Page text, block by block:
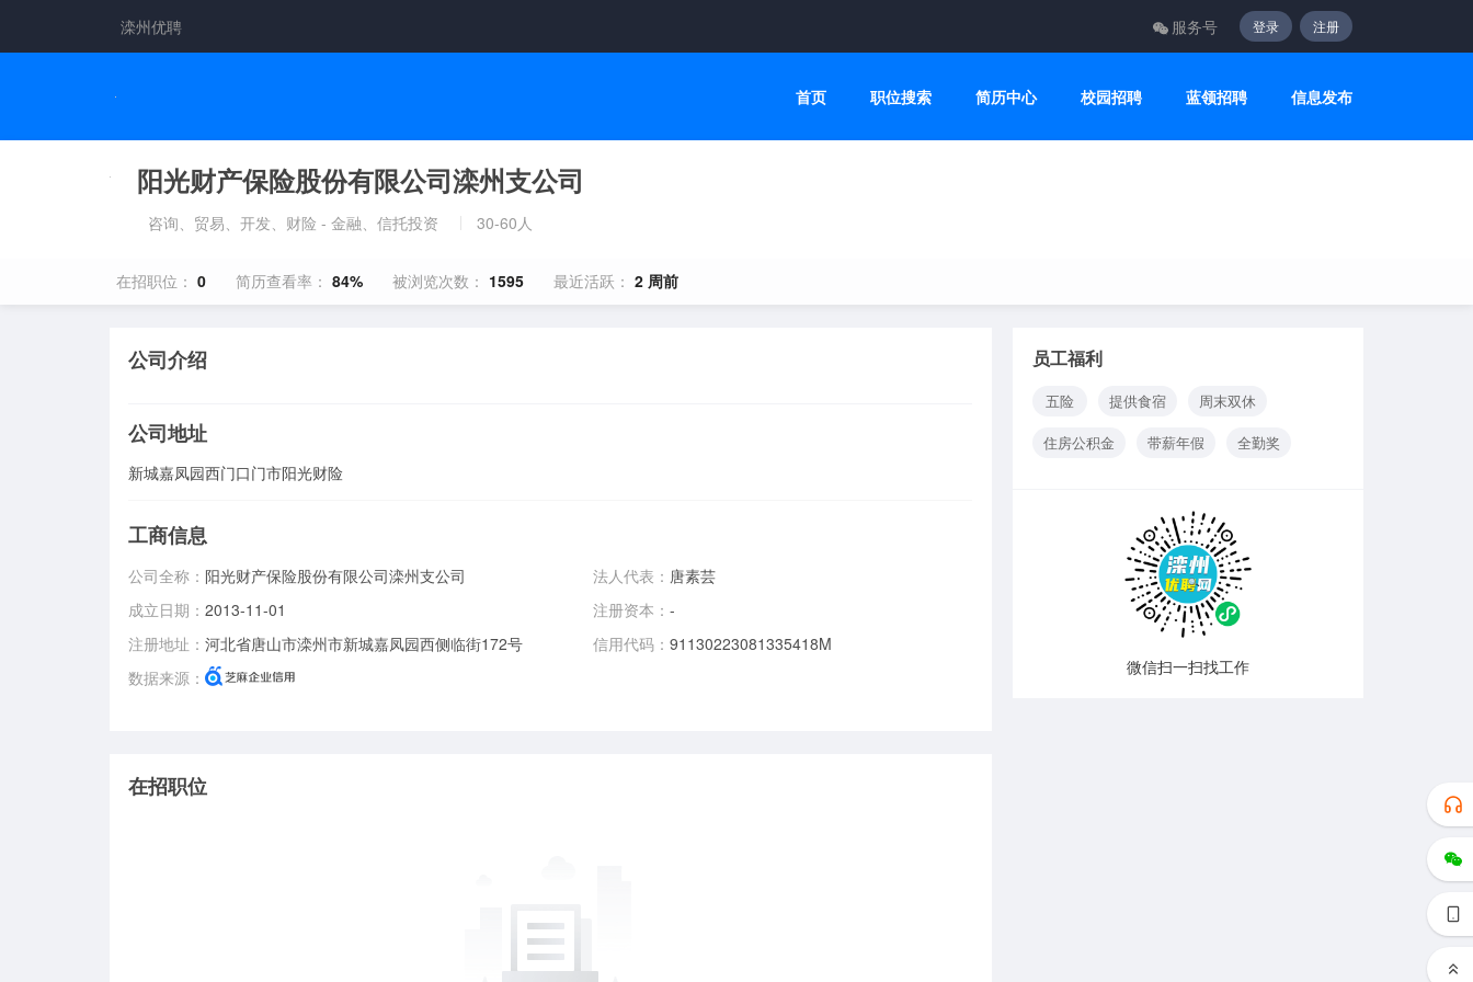
滦州优聘 服务号 登录 注册
首页 职位搜索 简历中心 校园招聘 蓝领招聘 信息发布
阳光财产保险股份有限公司滦州支公司
咨询、贸易、开发、财险 - 金融、信托投资 30-60人
在招职位： 0 简历查看率： 84% 被浏览次数： 1595 最近活跃： 2 周前
公司介绍
公司地址
新城嘉凤园西门口门市阳光财险
工商信息
公司全称： 阳光财产保险股份有限公司滦州支公司
成立日期：2013-11-01
注册地址：河北省唐山市滦州市新城嘉凤园西侧临街172号
数据来源：
法人代表： 唐素芸
注册资本： -
信用代码： 91130223081335418M
在招职位
员工福利
五险 提供食宿
周末双休
住房公积金
带薪年假 全勤奖
微信扫一扫找工作